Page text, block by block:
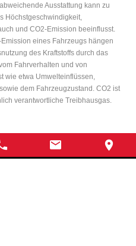
Ausstattung kann zu
Höchstgeschwindigkeit,
und CO2-Emission beeinflusst.
eines Fahrzeugs hängen
des Kraftstoffs durch das
Fahrverhalten und von
wie etwa Umwelteinflüssen,
dem Fahrzeugzustand. CO2 ist
verantwortliche Treibhausgas.